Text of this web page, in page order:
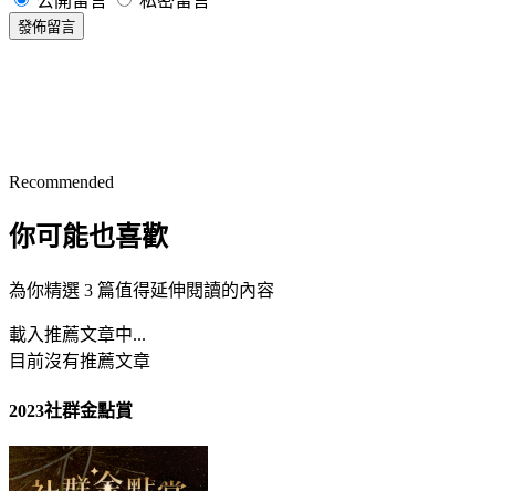
發佈留言
Recommended
你可能也喜歡
為你精選 3 篇值得延伸閱讀的內容
載入推薦文章中...
目前沒有推薦文章
2023社群金點賞